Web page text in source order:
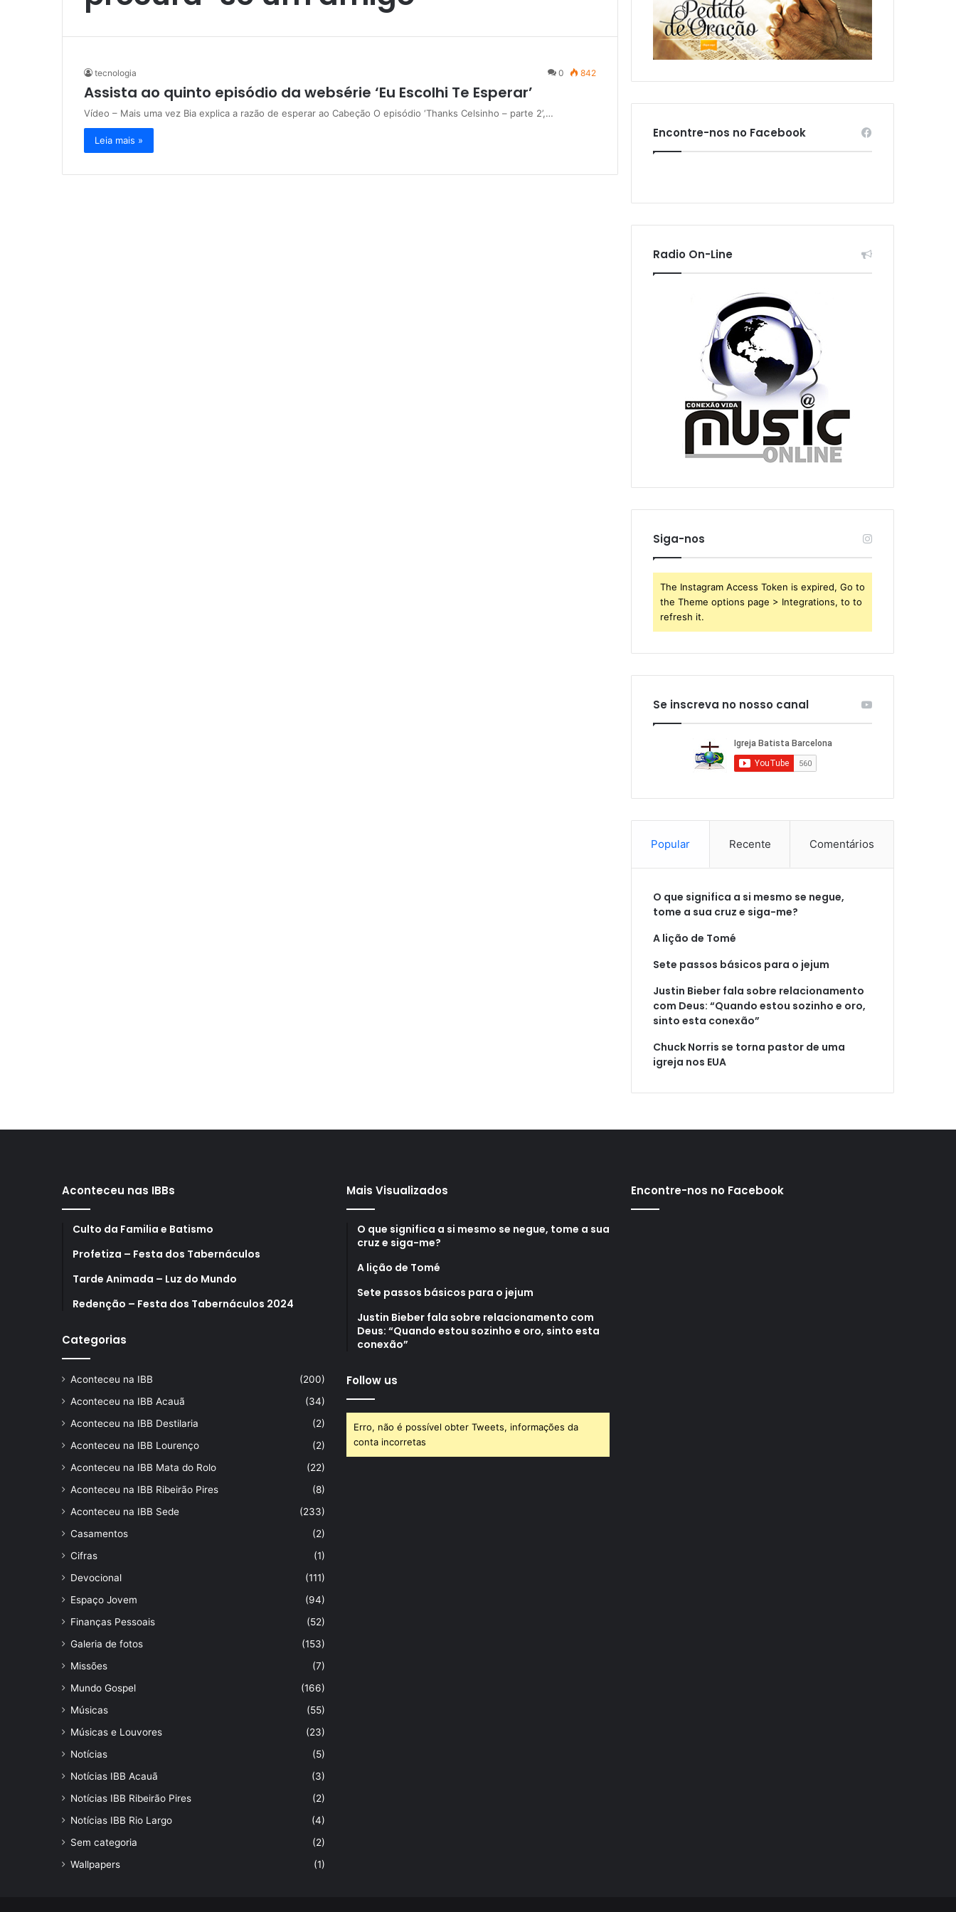
tecnologia 0 842
Assista ao quinto episódio da websérie ‘Eu Escolhi Te Esperar’
Vídeo – Mais uma vez Bia explica a razão de esperar ao Cabeção O episódio ‘Thanks Celsinho – parte 2’,…
Leia mais »
Encontre-nos no Facebook
Radio On-Line
Siga-nos
The Instagram Access Token is expired, Go to
the Theme options page > Integrations, to to
refresh it.
Se inscreva no nosso canal
Popular Recente Comentários
O que significa a si mesmo se negue,
tome a sua cruz e siga-me?
A lição de Tomé
Sete passos básicos para o jejum
Justin Bieber fala sobre relacionamento
com Deus: “Quando estou sozinho e oro,
sinto esta conexão”
Chuck Norris se torna pastor de uma
igreja nos EUA
Aconteceu nas IBBs
Culto da Familia e Batismo
Profetiza – Festa dos Tabernáculos
Tarde Animada – Luz do Mundo
Redenção – Festa dos Tabernáculos 2024
Categorias
Aconteceu na IBB
(200)
Aconteceu na IBB Acauã
(34)
Aconteceu na IBB Destilaria
(2)
Aconteceu na IBB Lourenço
(2)
Aconteceu na IBB Mata do Rolo
(22)
Aconteceu na IBB Ribeirão Pires
(8)
Aconteceu na IBB Sede
(233)
Casamentos
(2)
Cifras
(1)
Devocional
(111)
Espaço Jovem
(94)
Finanças Pessoais
(52)
Galeria de fotos
(153)
Missões
(7)
Mundo Gospel
(166)
Músicas
(55)
Músicas e Louvores
(23)
Notícias
(5)
Notícias IBB Acauã
(3)
Notícias IBB Ribeirão Pires
(2)
Notícias IBB Rio Largo
(4)
Sem categoria
(2)
Wallpapers
(1)
Mais Visualizados
O que significa a si mesmo se negue, tome a sua
cruz e siga-me?
A lição de Tomé
Sete passos básicos para o jejum
Justin Bieber fala sobre relacionamento com
Deus: “Quando estou sozinho e oro, sinto esta
conexão”
Follow us
Erro, não é possível obter Tweets, informações da
conta incorretas
Encontre-nos no Facebook